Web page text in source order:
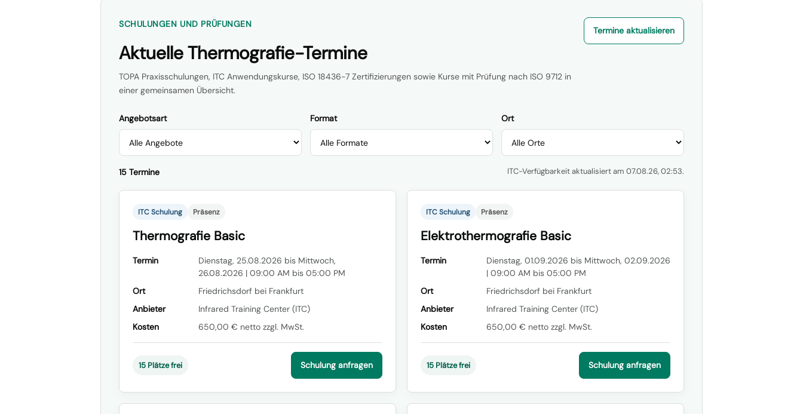
SCHULUNGEN UND PRÜFUNGEN
Aktuelle Thermografie-Termine
TOPA Praxisschulungen, ITC Anwendungskurse, ISO 18436-7 Zertifizierungen sowie Kurse mit Prüfung nach ISO 9712 in
einer gemeinsamen Übersicht.
Termine aktualisieren
Angebotsart Format Ort
15 Termine ITC-Verfügbarkeit aktualisiert am 07.08.26, 02:53.
ITC Schulung Präsenz
Thermografie Basic
Termin
Dienstag, 25.08.2026 bis Mittwoch,
26.08.2026 | 09:00 AM bis 05:00 PM
Ort
Friedrichsdorf bei Frankfurt
Anbieter
Infrared Training Center (ITC)
Kosten
650,00 € netto zzgl. MwSt.
15 Plätze frei Schulung anfragen
ITC Schulung Präsenz
Elektrothermografie Basic
Termin
Dienstag, 01.09.2026 bis Mittwoch, 02.09.2026
| 09:00 AM bis 05:00 PM
Ort
Friedrichsdorf bei Frankfurt
Anbieter
Infrared Training Center (ITC)
Kosten
650,00 € netto zzgl. MwSt.
15 Plätze frei Schulung anfragen